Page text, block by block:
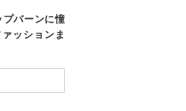
バーンに憧
ッションま